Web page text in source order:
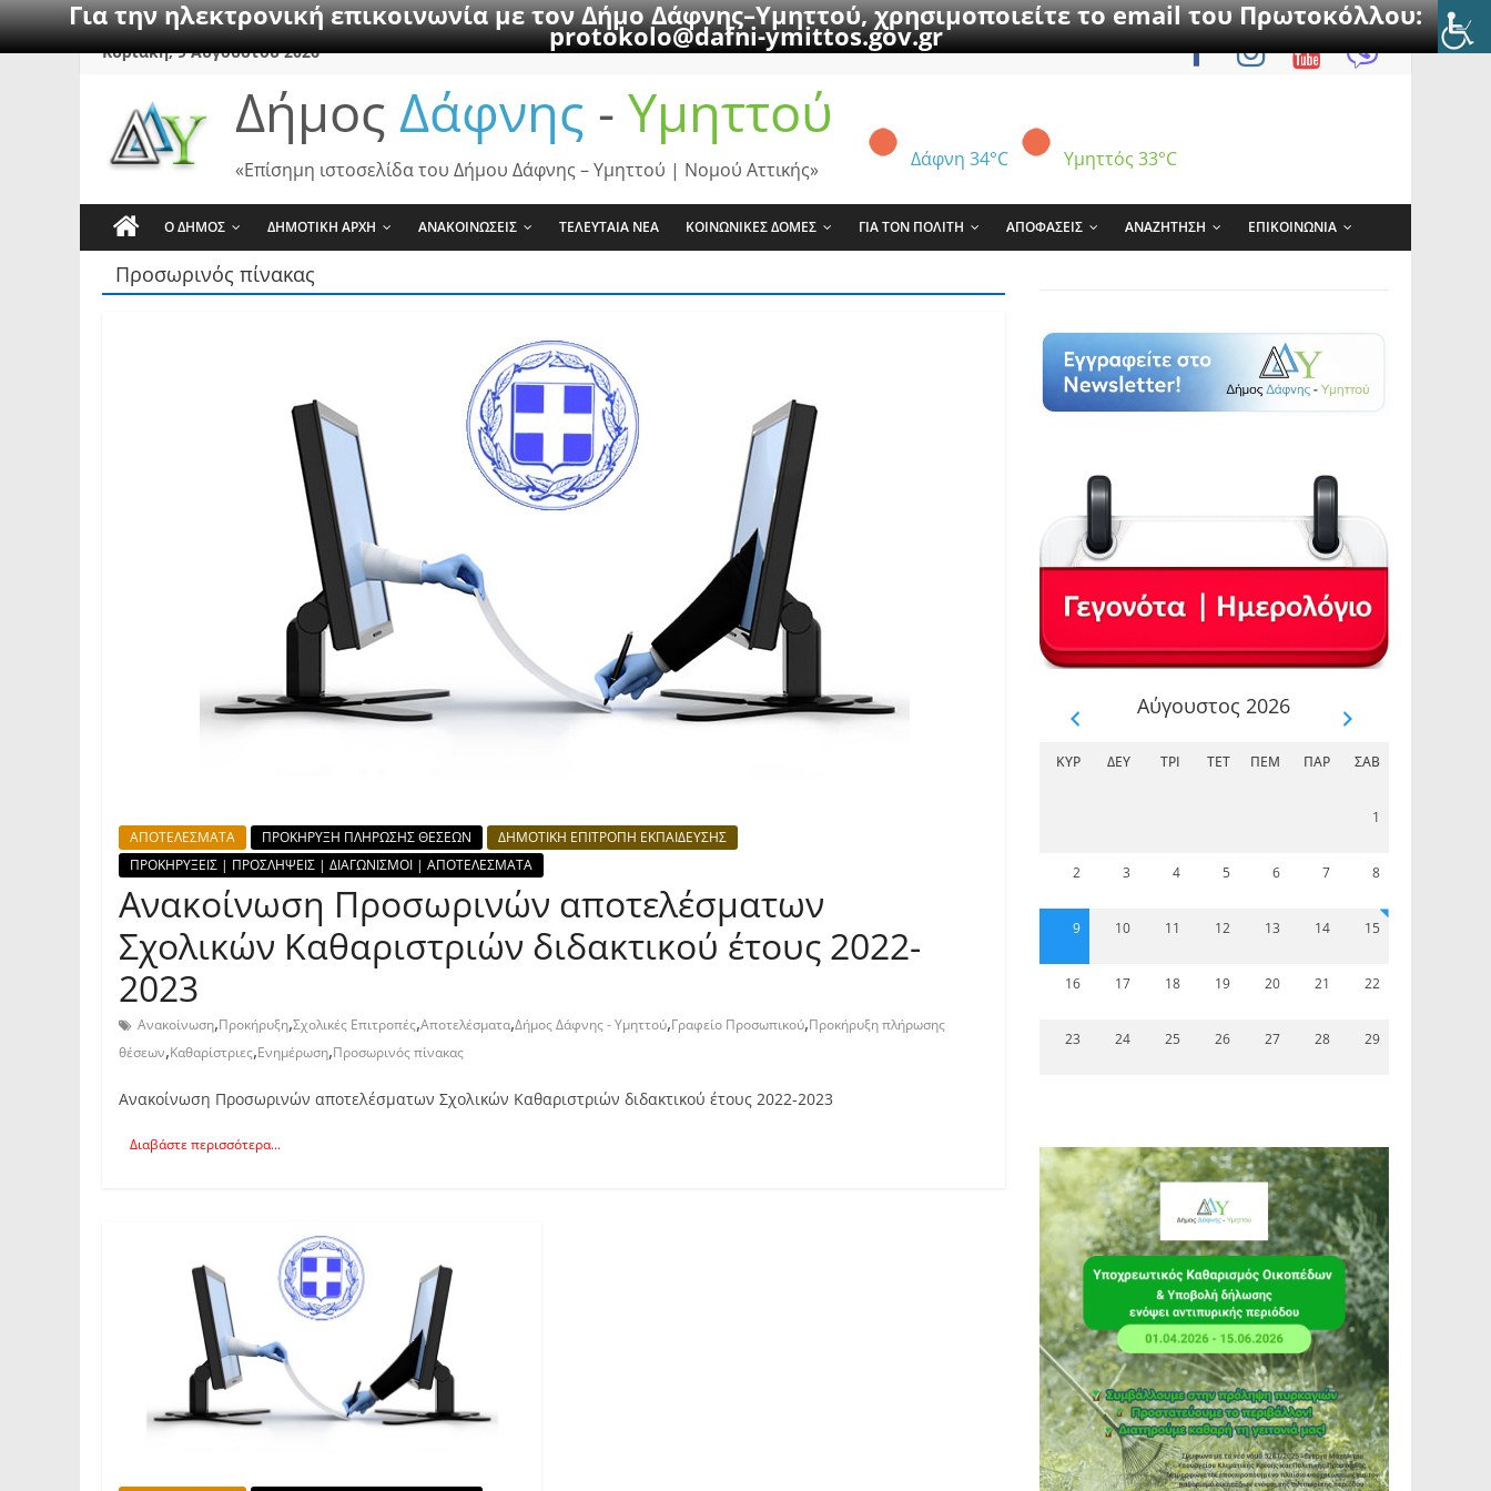
Για την ηλεκτρονική επικοινωνία με τον Δήμο Δάφνης–Υμηττού, χρησιμοποιείτε το email του Πρωτοκόλλου:
protokolo@dafni-ymittos.gov.gr
SkipΚυριακή, 9 Αυγούστου 2026
Δήμος Δάφνης - Υμηττού
Δάφνη 34°C Υμηττός 33°C
«Επίσημη ιστοσελίδα του Δήμου Δάφνης – Υμηττού | Νομού Αττικής»
Ο ΔΗΜΟΣ ΔΗΜΟΤΙΚΗ ΑΡΧΗ ΑΝΑΚΟΙΝΩΣΕΙΣ ΤΕΛΕΥΤΑΙΑ ΝΕΑ ΚΟΙΝΩΝΙΚΕΣ ΔΟΜΕΣ ΓΙΑ ΤΟΝ ΠΟΛΙΤΗ ΑΠΟΦΑΣΕΙΣ ΑΝΑΖΗΤΗΣΗ ΕΠΙΚΟΙΝΩΝΙΑ
Προσωρινός πίνακας
ΑΠΟΤΕΛΕΣΜΑΤΑ ΠΡΟΚΗΡΥΞΗ ΠΛΗΡΩΣΗΣ ΘΕΣΕΩΝ
ΔΗΜΟΤΙΚΗ ΕΠΙΤΡΟΠΗ ΕΚΠΑΙΔΕΥΣΗΣ
ΠΡΟΚΗΡΥΞΕΙΣ | ΠΡΟΣΛΗΨΕΙΣ | ΔΙΑΓΩΝΙΣΜΟΙ | ΑΠΟΤΕΛΕΣΜΑΤΑ
Ανακοίνωση Προσωρινών αποτελέσματων
Σχολικών Καθαριστριών διδακτικού έτους 2022-
2023
Ανακοίνωση,Προκήρυξη,Σχολικές Επιτροπές,Αποτελέσματα,Δήμος Δάφνης - Υμηττού,Γραφείο Προσωπικού,Προκήρυξη πλήρωσης
θέσεων,Καθαρίστριες,Ενημέρωση,Προσωρινός πίνακας
Ανακοίνωση Προσωρινών αποτελέσματων Σχολικών Καθαριστριών διδακτικού έτους 2022-2023
Διαβάστε περισσότερα...
Αύγουστος 2026
ΚΥΡ ΔΕΥ ΤΡΊ ΤΕΤ ΠΈΜ ΠΑΡ ΣΆΒ
1
2 3 4 5 6 7 8
9 10 11 12 13 14 15
16 17 18 19 20 21 22
23 24 25 26 27 28 29